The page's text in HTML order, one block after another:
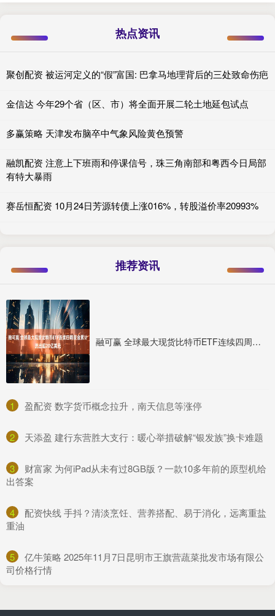
热点资讯
聚创配资 被运河定义的“假”富国: 巴拿马地理背后的三处致命伤疤
金信达 今年29个省（区、市）将全面开展二轮土地延包试点
多赢策略 天津发布脑卒中气象风险黄色预警
融凯配资 注意上下班雨和停课信号，珠三角南部和粤西今日局部
有特大暴雨
赛岳恒配资 10月24日芳源转债上涨016%，转股溢价率20993%
推荐资讯
融可赢 全球最大现货比特币ETF连续四周资金累计流出超20亿美元
1 ​盈配资 数字货币概念拉升，南天信息等涨停
2 ​天添盈 建行东营胜大支行：暖心举措破解“银发族”换卡难题
3
​财富家 为何iPad从未有过8GB版？一款10多年前的原型机给
出答案
4
​配资快线 手抖？清淡烹饪、营养搭配、易于消化，远离重盐
重油
5
​亿牛策略 2025年11月7日昆明市王旗营蔬菜批发市场有限公
司价格行情